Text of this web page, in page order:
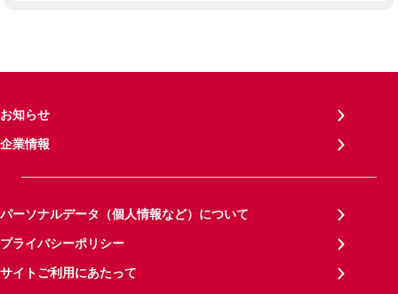
お知らせ
企業情報
パーソナルデータ（個人情報など）について
プライバシーポリシー
サイトご利用にあたって